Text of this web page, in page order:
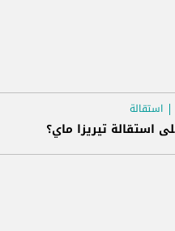
استقالة
استقالة تيريزا ماي؟